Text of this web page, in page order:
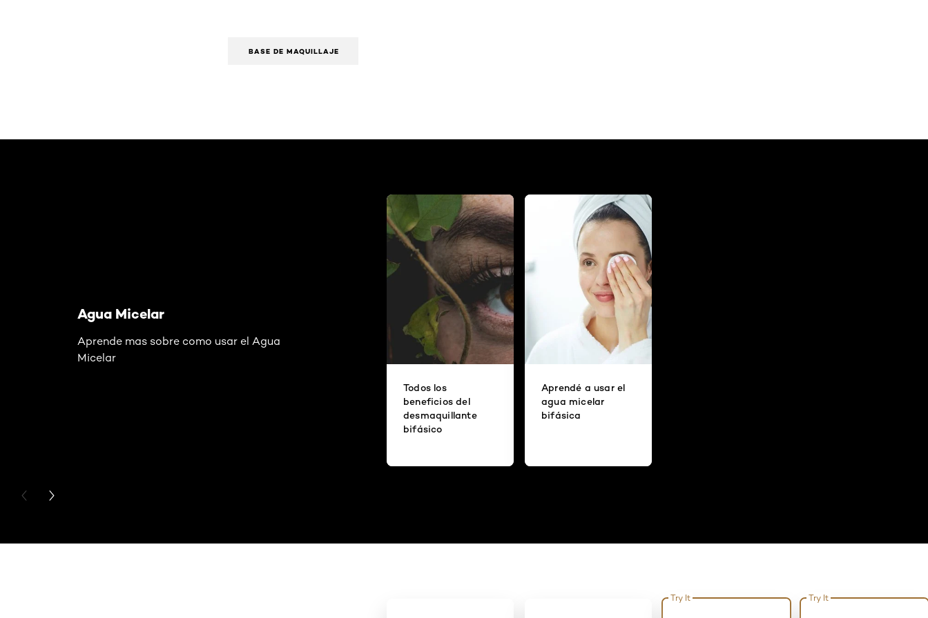
BASE DE MAQUILLAJE
Agua Micelar
Aprende mas sobre como usar el Agua
Micelar
Todos los
beneficios del
desmaquillante
bifásico
Aprendé a usar el
agua micelar
bifásica
PREVIOUS CARD
NEXT CARD
Try It Try It